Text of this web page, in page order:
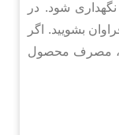
شود. در
بشویید. اگر
مصرف محصول